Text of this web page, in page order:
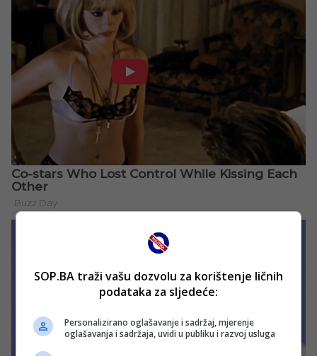
SOP.BA traži vašu dozvolu za korištenje ličnih
podataka za sljedeće:
Personalizirano oglašavanje i sadržaj, mjerenje
oglašavanja i sadržaja, uvidi u publiku i razvoj usluga